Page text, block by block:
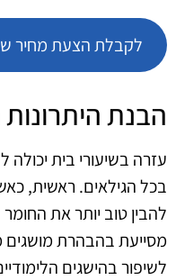
לקבלת הצעת מחיר
הבנת
עזרה בשיעורי בית יכולה
בכל הגילאים. ראשית,
להבין טוב יותר את
מסייעת בהבהרת מושגים
לשיפור בהישגים